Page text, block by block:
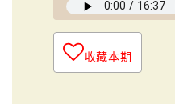
收藏本期